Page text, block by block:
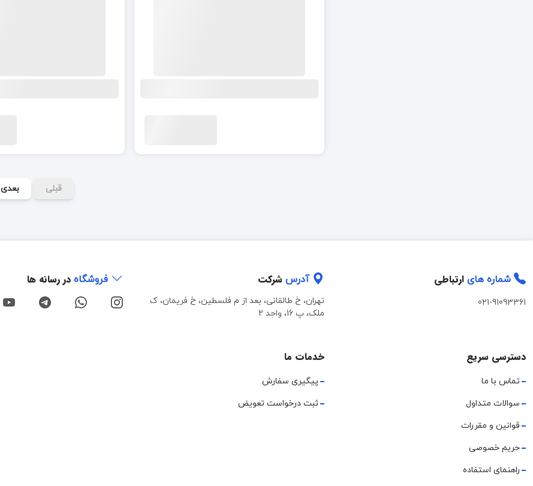
قبلی بعدی
شماره های ارتباطی
021-91093361
آدرس شرکت
تهران، خ طالقانی، بعد از م فلسطین، خ فریمان، ک
ملک، پ 16، واحد 2
فروشگاه در رسانه ها
دسترسی سریع
تماس با ما
سوالات متداول
قوانین و مقررات
حریم خصوصی
راهنمای استفاده
خدمات ما
پیگیری سفارش
ثبت درخواست تعویض